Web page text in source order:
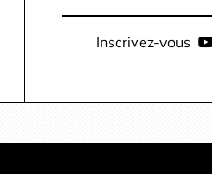
Inscrivez-vous